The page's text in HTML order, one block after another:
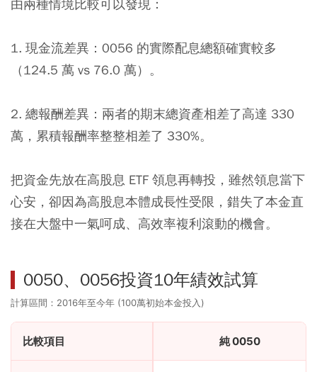
由兩種情境比較可以發現：
1. 現金流差異：0056 的實際配息總額確實較多
（124.5 萬 vs 76.0 萬）。
2. 總報酬差異：兩者的期末總資產相差了高達 330
萬，累積報酬率整整相差了 330%。
把資金先放在高股息 ETF 領息再轉投，雖然領息當下
心安，卻因為高股息本體成長性受限，錯失了本金直
接在大盤中一氣呵成、高效率複利滾動的機會。
0050、0056投資10年績效試算
計算區間：2016年至今年 (100萬初始本金投入)
比較項目 純 0050